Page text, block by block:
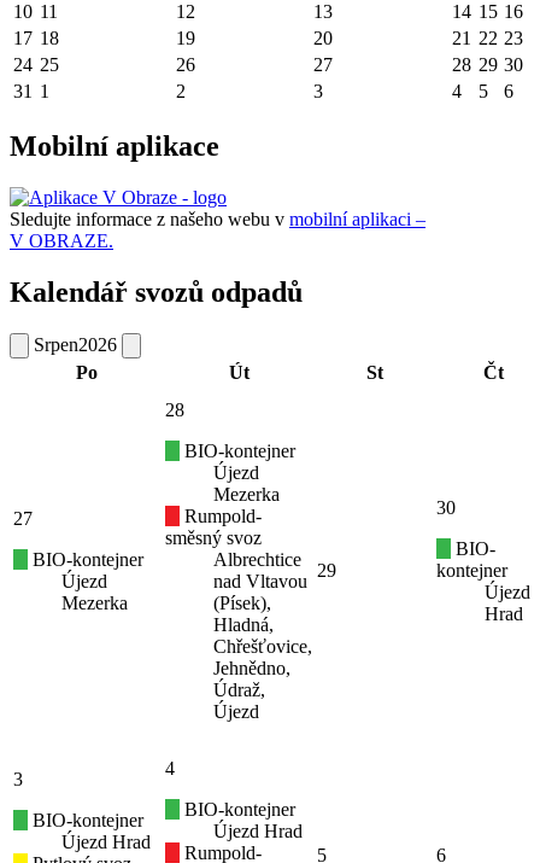
10 11 12 13 14 15 16
17 18 19 20 21 22 23
24 25 26 27 28 29 30
31 1 2 3 4 5 6
Mobilní aplikace
Sledujte informace z našeho webu v mobilní aplikaci –
V OBRAZE.
Kalendář svozů odpadů
Srpen2026
Po
Út St Čt
27
BIO-kontejner
Újezd
Mezerka
28
BIO-kontejner
Újezd
Mezerka
Rumpold-
směsný svoz
Albrechtice
nad Vltavou
(Písek),
Hladná,
Chřešťovice,
Jehnědno,
Údraž,
Újezd
29
30
BIO-
kontejner
Újezd
Hrad
3
BIO-kontejner
Újezd Hrad
4
BIO-kontejner
Újezd Hrad
Rumpold-
5
6